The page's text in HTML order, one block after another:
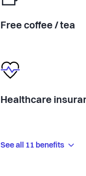
Free coffee / tea
Healthcare
See all 11 benefits